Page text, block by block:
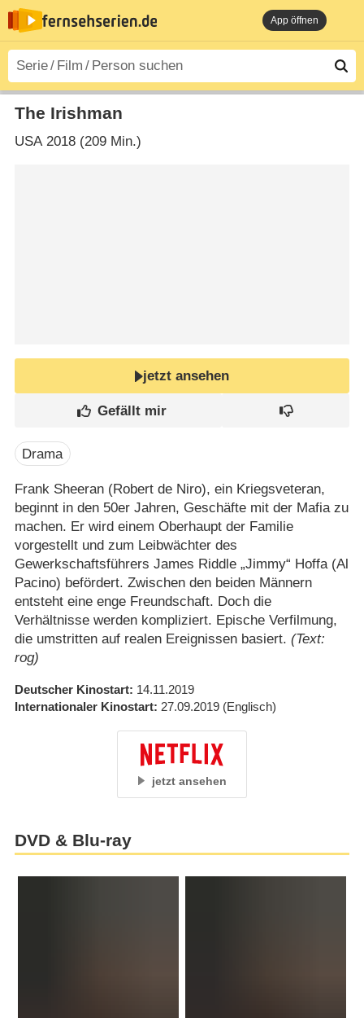
App öffnen
The Irishman
USA2018 (209 Min.)
jetzt ansehen
Drama
Frank Sheeran (Robert de Niro), ein Kriegsveteran,
beginnt in den 50er Jahren, Geschäfte mit der Mafia zu
machen. Er wird einem Oberhaupt der Familie
vorgestellt und zum Leibwächter des
Gewerkschaftsführers James Riddle „Jimmy“ Hoffa (Al
Pacino) befördert. Zwischen den beiden Männern
entsteht eine enge Freundschaft. Doch die
Verhältnisse werden kompliziert. Epische Verfilmung,
die umstritten auf realen Ereignissen basiert. (Text:
rog)
Deutscher Kinostart 14.11.2019
Internationaler Kinostart 27.09.2019 (Englisch)
jetzt ansehen
DVD & Blu-ray